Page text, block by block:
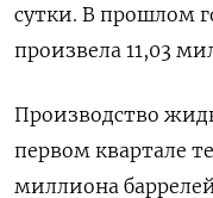
сутки. В прошлом
произвела 11,03
Производство
первом квартале
миллиона